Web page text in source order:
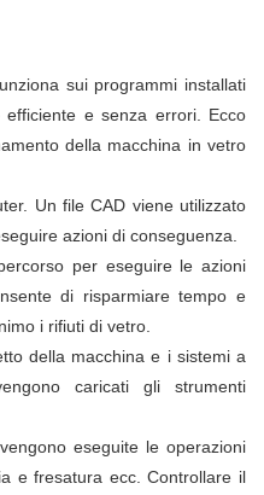
sui programmi installati
e senza errori. Ecco
della macchina in vetro
Un file CAD viene utilizzato
azioni di conseguenza.
per eseguire le azioni
di risparmiare tempo e
i rifiuti di vetro.
della macchina e i sistemi a
caricati gli strumenti
eseguite le operazioni
e fresatura ecc. Controllare il